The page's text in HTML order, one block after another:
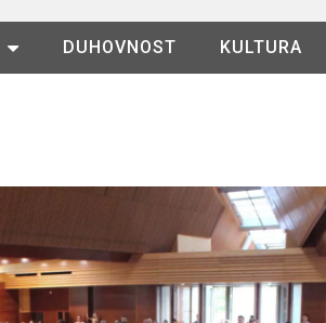
DUHOVNOST KULTURA